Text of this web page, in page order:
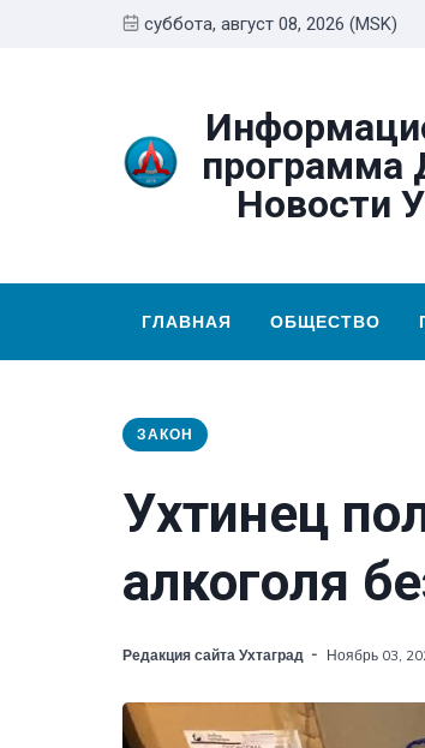
суббота, август 08, 2026 (MSK)
программа
Новости
ГЛАВНАЯ ОБЩЕСТВО
ЗАКОН
Ухтинец
алкоголя
Редакция сайта Ухтаград Ноябрь 03,